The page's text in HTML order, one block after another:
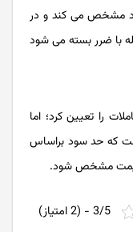
مشخص می کند و در
با ضرر بسته می شود
را تعیین کرد؛ اما
که حد سود براساس
قیمت مشخص شود.
3/5 - (2 امتیاز)